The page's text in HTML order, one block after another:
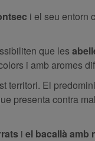
i el seu entorn
que les
i amb aromes
territori. El
presenta contra
iel bacallà amb